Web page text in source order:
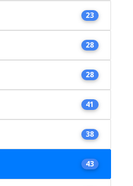
23
28
28
41
38
43